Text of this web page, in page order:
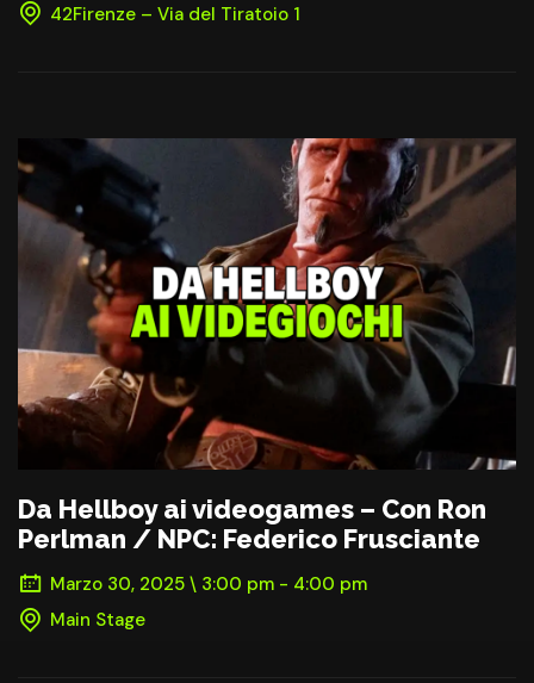
42Firenze – Via del Tiratoio 1
Da Hellboy ai videogames – Con Ron
Perlman / NPC: Federico Frusciante
Marzo 30, 2025 \ 3:00 pm - 4:00 pm
Main Stage